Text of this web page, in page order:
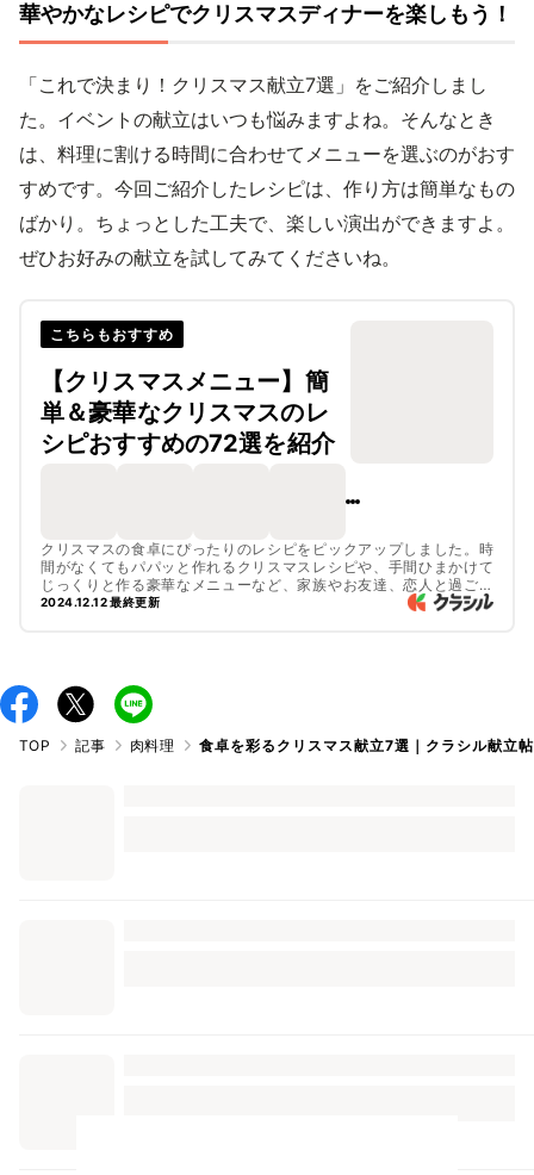
華やかなレシピでクリスマスディナーを楽しもう！
「これで決まり！クリスマス献立7選」をご紹介しまし
た。イベントの献立はいつも悩みますよね。そんなとき
は、料理に割ける時間に合わせてメニューを選ぶのがおす
すめです。今回ご紹介したレシピは、作り方は簡単なもの
ばかり。ちょっとした工夫で、楽しい演出ができますよ。
ぜひお好みの献立を試してみてくださいね。
こちらもおすすめ
【クリスマスメニュー】簡
単＆豪華なクリスマスのレ
シピおすすめの72選を紹介
クリスマスの食卓にぴったりのレシピをピックアップしました。時
間がなくてもパパッと作れるクリスマスレシピや、手間ひまかけて
じっくりと作る豪華なメニューなど、家族やお友達、恋人と過ごす
シーンなど、さまざまなシチュエーションに合わせたメニューを揃
2024.12.12 最終更新
TOP 記事 肉料理 食卓を彩るクリスマス献立7選｜クラシル献立帖